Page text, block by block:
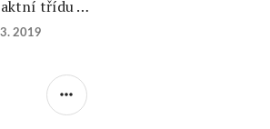
třídu …
2019
POSTRANNÍ